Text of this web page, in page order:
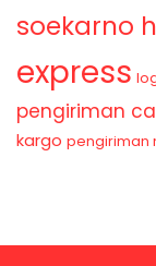
soekarno
express
pengiriman
kargo pengiriman